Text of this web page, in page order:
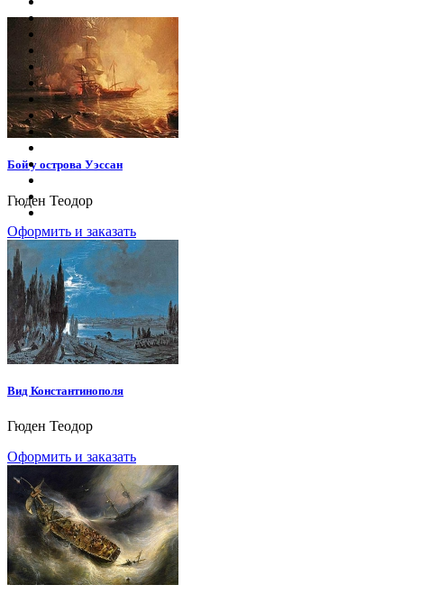
Бой у острова Уэссан
Гюден Теодор
Оформить и заказать
Вид Константинополя
Гюден Теодор
Оформить и заказать